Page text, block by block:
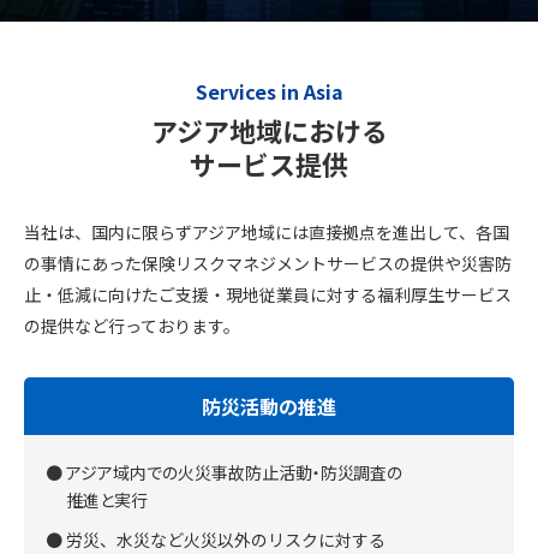
Services in Asia
アジア地域における
サービス提供
当社は、国内に限らずアジア地域には直接拠点を進出して、各国
の事情にあった保険リスクマネジメントサービスの提供や災害防
止・低減に向けたご支援・現地従業員に対する福利厚生サービス
の提供など行っております。
防災活動の推進
アジア域内での火災事故防止活動・防災調査の
推進と実行
労災、水災など火災以外のリスクに対する